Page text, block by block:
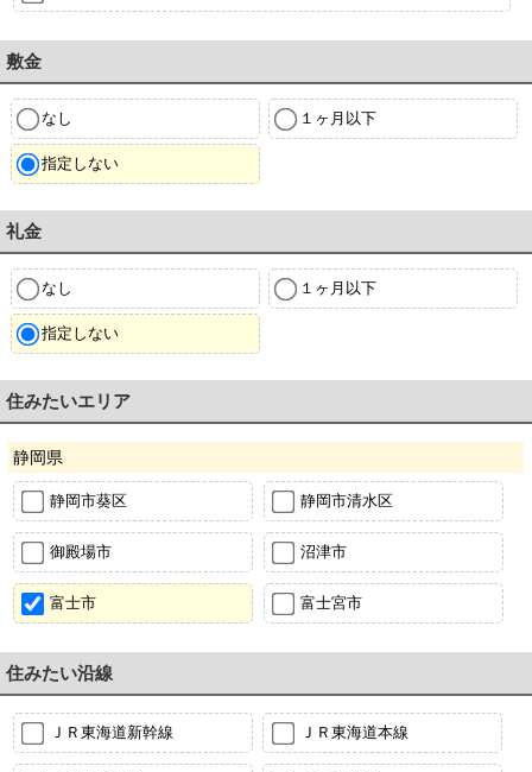
敷金
なし １ヶ月以下
指定しない
礼金
なし １ヶ月以下
指定しない
住みたいエリア
静岡県
静岡市葵区 静岡市清水区
御殿場市 沼津市
富士市 富士宮市
住みたい沿線
ＪＲ東海道新幹線 ＪＲ東海道本線